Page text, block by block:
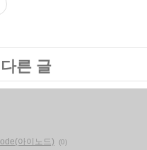
른 글
아이노드) (0)